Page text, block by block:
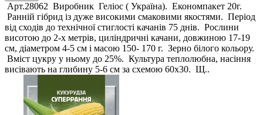
Арт.28062 Виробник Геліос ( Україна). Економпакет 20г.
Ранній гібрид із дуже високими смаковими якостями. Період
від сходів до технічної стиглості качанів 75 днів. Рослини
висотою до 2-х метрів, циліндричні качани, довжиною 17-19
см, діаметром 4-5 см і масою 150- 170 г. Зерно білого кольору.
Вміст цукру у ньому до 25%. Культура теплолюбна, насіння
висівають на глибину 5-6 см за схемою 60х30. Щ..